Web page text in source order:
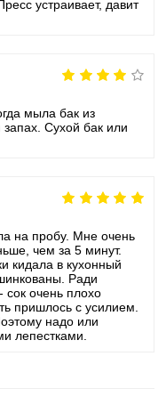
устраивает, давит
мыла бак из
Сухой бак или
на пробу. Мне очень
чем за 5 минут.
кидала в кухонный
Ради
сок очень плохо
пришлось с усилием.
надо или
лепестками.